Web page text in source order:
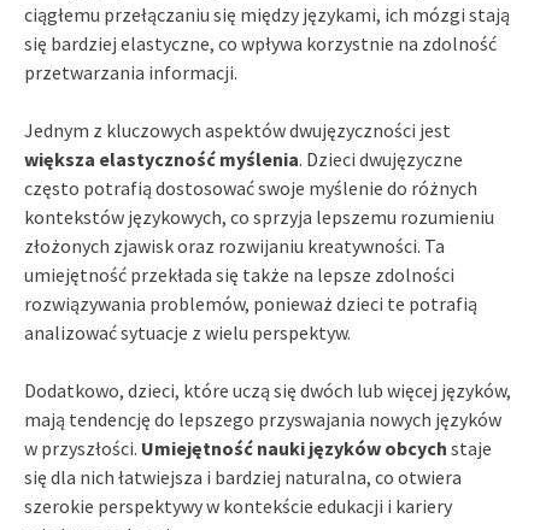
ciągłemu przełączaniu się między językami, ich mózgi stają
się bardziej elastyczne, co wpływa korzystnie na zdolność
przetwarzania informacji.
Jednym z kluczowych aspektów dwujęzyczności jest
większa elastyczność myślenia. Dzieci dwujęzyczne
często potrafią dostosować swoje myślenie do różnych
kontekstów językowych, co sprzyja lepszemu rozumieniu
złożonych zjawisk oraz rozwijaniu kreatywności. Ta
umiejętność przekłada się także na lepsze zdolności
rozwiązywania problemów, ponieważ dzieci te potrafią
analizować sytuacje z wielu perspektyw.
Dodatkowo, dzieci, które uczą się dwóch lub więcej języków,
mają tendencję do lepszego przyswajania nowych języków
w przyszłości. Umiejętność nauki języków obcych staje
się dla nich łatwiejsza i bardziej naturalna, co otwiera
szerokie perspektywy w kontekście edukacji i kariery